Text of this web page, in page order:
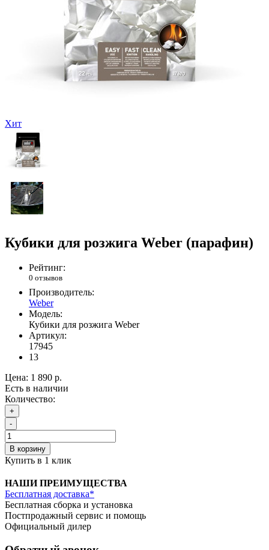
Хит
Кубики для розжига Weber (парафин)
Рейтинг:
0 отзывов
Производитель:
Weber
Модель:
Кубики для розжига Weber
Артикул:
17945
13
Цена: 1 890 р.
Есть в наличии
Количество:
+
-
В корзину
Купить в 1 клик
НАШИ ПРЕИМУЩЕСТВА
Бесплатная доставка*
Бесплатная сборка и установка
Постпродажный сервис и помощь
Официальный дилер